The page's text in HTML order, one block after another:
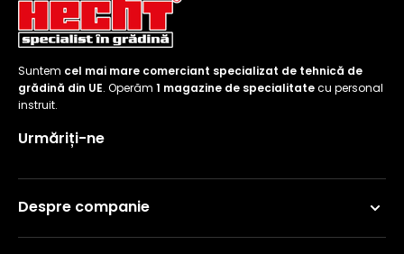
Suntem cel mai mare comerciant specializat de tehnică de
grădină din UE. Operăm 1 magazine de specialitatecu personal
instruit.
Urmăriți-ne
Despre companie